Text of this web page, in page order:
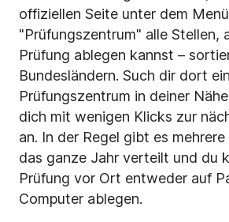
offiziellen Seite unter dem
"Prüfungszentrum" alle Stellen,
Prüfung ablegen kannst –
Bundesländern. Such dir dort ein
Prüfungszentrum in deiner
dich mit wenigen Klicks zur
an. In der Regel gibt es
das ganze Jahr verteilt und du
Prüfung vor Ort entweder auf
Computer ablegen.